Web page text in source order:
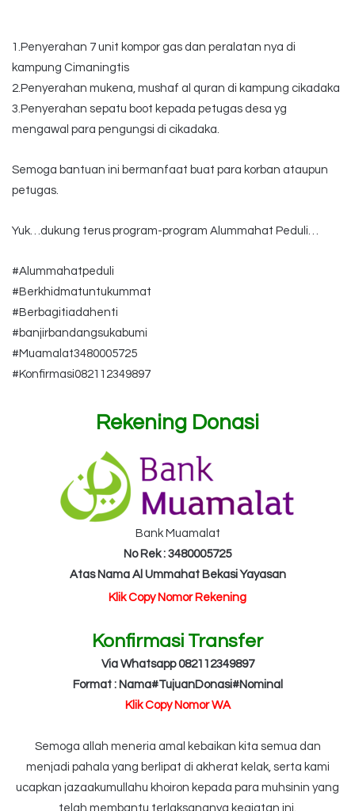
1.Penyerahan 7 unit kompor gas dan peralatan nya di
kampung Cimaningtis
2.Penyerahan mukena, mushaf al quran di kampung cikadaka
3.Penyerahan sepatu boot kepada petugas desa yg
mengawal para pengungsi di cikadaka.
Semoga bantuan ini bermanfaat buat para korban ataupun
petugas.
Yuk…dukung terus program-program Alummahat Peduli…
#Alummahatpeduli
#Berkhidmatuntukummat
#Berbagitiadahenti
#banjirbandangsukabumi
#Muamalat3480005725
#Konfirmasi082112349897
Rekening Donasi
Bank Muamalat
No Rek : 3480005725
Atas Nama Al Ummahat Bekasi Yayasan
Klik Copy Nomor Rekening
Konfirmasi Transfer
Via Whatsapp 082112349897
Format : Nama#TujuanDonasi#Nominal
Klik Copy Nomor WA
Semoga allah meneria amal kebaikan kita semua dan
menjadi pahala yang berlipat di akherat kelak, serta kami
ucapkan jazaakumullahu khoiron kepada para muhsinin yang
telah membantu terlaksananya kegiatan ini.